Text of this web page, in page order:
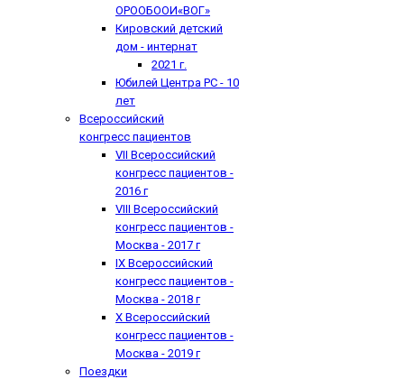
ОРООБООИ«ВОГ»
Кировский детский
дом - интернат
2021 г.
Юбилей Центра РС - 10
лет
Всероссийский
конгресс пациентов
VII Всероссийский
конгресс пациентов -
2016 г
VIII Всероссийский
конгресс пациентов -
Москва - 2017 г
IX Всероссийский
конгресс пациентов -
Москва - 2018 г
X Всероссийский
конгресс пациентов -
Москва - 2019 г
Поездки